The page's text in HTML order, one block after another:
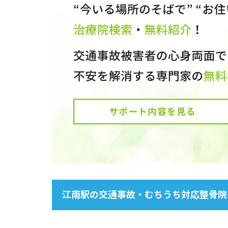
江南駅の交通事故・むちうち対応整骨